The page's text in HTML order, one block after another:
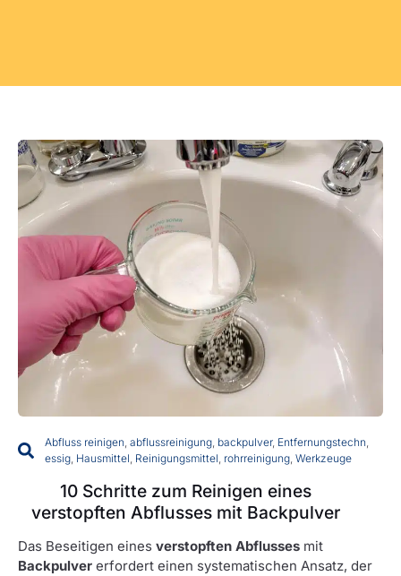
Abfluss reinigen, abflussreinigung, backpulver, Entfernungstechn,
essig, Hausmittel, Reinigungsmittel, rohrreinigung, Werkzeuge
10 Schritte zum Reinigen eines
verstopften Abflusses mit Backpulver
Das Beseitigen eines verstopften Abflusses mit
Backpulver erfordert einen systematischen Ansatz, der